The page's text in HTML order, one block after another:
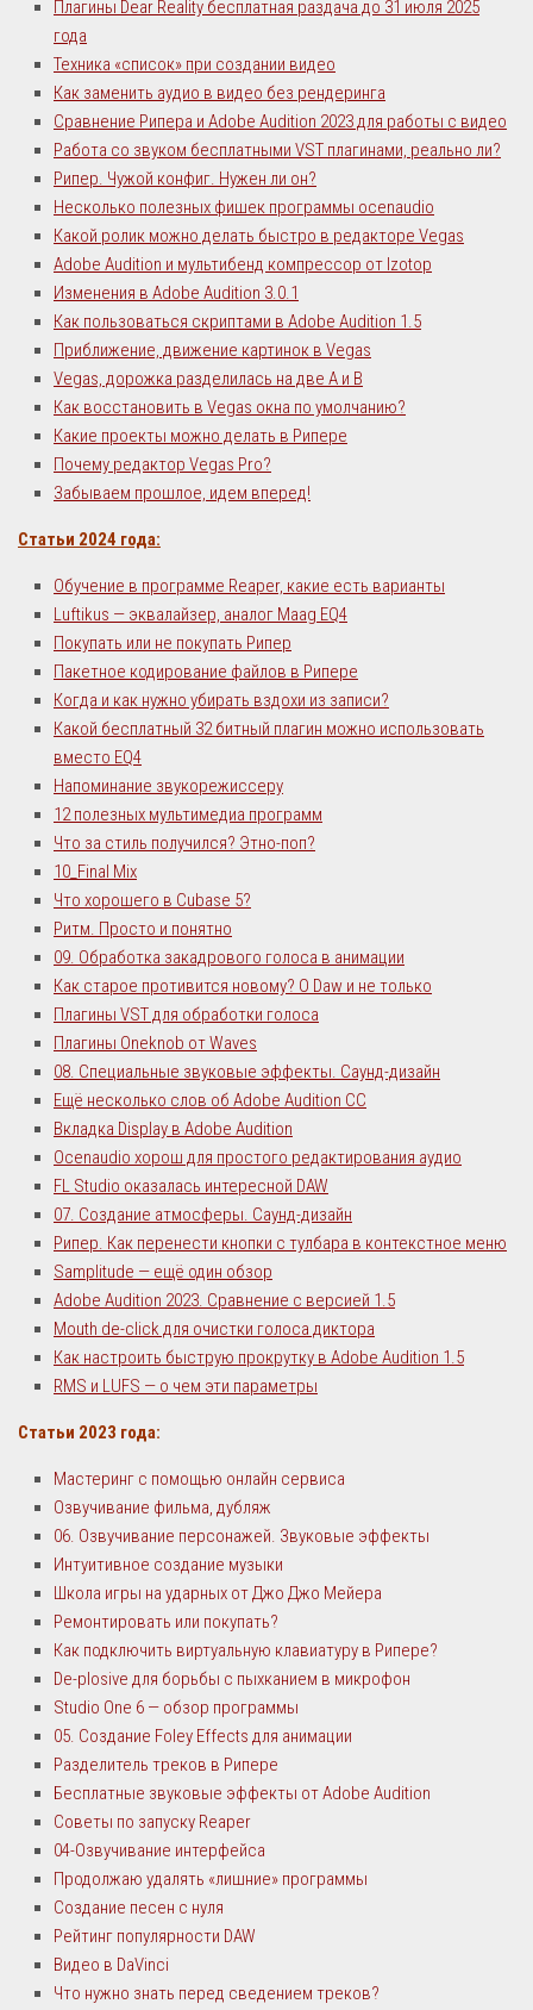
Плагины Dear Reality бесплатная раздача до 31 июля 2025
года
Техника «список» при создании видео
Как заменить аудио в видео без рендеринга
Сравнение Рипера и Adobe Audition 2023 для работы с видео
Работа со звуком бесплатными VST плагинами, реально ли?
Рипер. Чужой конфиг. Нужен ли он?
Несколько полезных фишек программы ocenaudio
Какой ролик можно делать быстро в редакторе Vegas
Adobe Audition и мультибенд компрессор от Izotop
Изменения в Adobe Audition 3.0.1
Как пользоваться скриптами в Adobe Audition 1.5
Приближение, движение картинок в Vegas
Vegas, дорожка разделилась на две А и В
Как восстановить в Vegas окна по умолчанию?
Какие проекты можно делать в Рипере
Почему редактор Vegas Pro?
Забываем прошлое, идем вперед!
Статьи 2024 года:
Обучение в программе Reaper, какие есть варианты
Luftikus — эквалайзер, аналог Maag EQ4
Покупать или не покупать Рипер
Пакетное кодирование файлов в Рипере
Когда и как нужно убирать вздохи из записи?
Какой бесплатный 32 битный плагин можно использовать
вместо EQ4
Напоминание звукорежиссеру
12 полезных мультимедиа программ
Что за стиль получился? Этно-поп?
10_Final Mix
Что хорошего в Cubase 5?
Ритм. Просто и понятно
09. Обработка закадрового голоса в анимации
Как старое противится новому? О Daw и не только
Плагины VST для обработки голоса
Плагины Oneknob от Waves
08. Специальные звуковые эффекты. Саунд-дизайн
Ещё несколько слов об Adobe Audition CC
Вкладка Display в Adobe Audition
Ocenaudio хорош для простого редактирования аудио
FL Studio оказалась интересной DAW
07. Создание атмосферы. Саунд-дизайн
Рипер. Как перенести кнопки с тулбара в контекстное меню
Samplitude — ещё один обзор
Adobe Audition 2023. Сравнение с версией 1.5
Mouth de-click для очистки голоса диктора
Как настроить быструю прокрутку в Adobe Audition 1.5
RMS и LUFS — о чем эти параметры
Статьи 2023 года:
Мастеринг с помощью онлайн сервиса
Озвучивание фильма, дубляж
06. Озвучивание персонажей. Звуковые эффекты
Интуитивное создание музыки
Школа игры на ударных от Джо Джо Мейера
Ремонтировать или покупать?
Как подключить виртуальную клавиатуру в Рипере?
De-plosive для борьбы с пыхканием в микрофон
Studio One 6 — обзор программы
05. Создание Foley Effects для анимации
Разделитель треков в Рипере
Бесплатные звуковые эффекты от Adobe Audition
Советы по запуску Reaper
04-Озвучивание интерфейса
Продолжаю удалять «лишние» программы
Создание песен с нуля
Рейтинг популярности DAW
Видео в DaVinci
Что нужно знать перед сведением треков?